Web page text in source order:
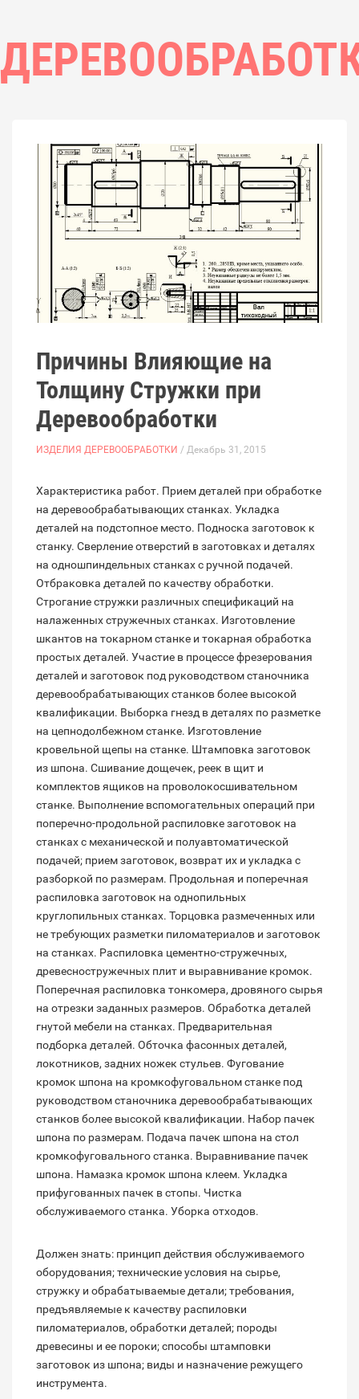
Причины Влияющие на
Толщину Стружки при
Деревообработки
ИЗДЕЛИЯ ДЕРЕВООБРАБОТКИ / Декабрь 31, 2015
Характеристика работ. Прием деталей при обработке
на деревообрабатывающих станках. Укладка
деталей на подстопное место. Подноска заготовок к
станку. Сверление отверстий в заготовках и деталях
на одношпиндельных станках с ручной подачей.
Отбраковка деталей по качеству обработки.
Строгание стружки различных спецификаций на
налаженных стружечных станках. Изготовление
шкантов на токарном станке и токарная обработка
простых деталей. Участие в процессе фрезерования
деталей и заготовок под руководством станочника
деревообрабатывающих станков более высокой
квалификации. Выборка гнезд в деталях по разметке
на цепнодолбежном станке. Изготовление
кровельной щепы на станке. Штамповка заготовок
из шпона. Сшивание дощечек, реек в щит и
комплектов ящиков на проволокосшивательном
станке. Выполнение вспомогательных операций при
поперечно-продольной распиловке заготовок на
станках с механической и полуавтоматической
подачей; прием заготовок, возврат их и укладка с
разборкой по размерам. Продольная и поперечная
распиловка заготовок на однопильных
круглопильных станках. Торцовка размеченных или
не требующих разметки пиломатериалов и заготовок
на станках. Распиловка цементно-стружечных,
древесностружечных плит и выравнивание кромок.
Поперечная распиловка тонкомера, дровяного сырья
на отрезки заданных размеров. Обработка деталей
гнутой мебели на станках. Предварительная
подборка деталей. Обточка фасонных деталей,
локотников, задних ножек стульев. Фугование
кромок шпона на кромкофуговальном станке под
руководством станочника деревообрабатывающих
станков более высокой квалификации. Набор пачек
шпона по размерам. Подача пачек шпона на стол
кромкофуговального станка. Выравнивание пачек
шпона. Намазка кромок шпона клеем. Укладка
прифугованных пачек в стопы. Чистка
обслуживаемого станка. Уборка отходов.
Должен знать: принцип действия обслуживаемого
оборудования; технические условия на сырье,
стружку и обрабатываемые детали; требования,
предъявляемые к качеству распиловки
пиломатериалов, обработки деталей; породы
древесины и ее пороки; способы штамповки
заготовок из шпона; виды и назначение режущего
инструмента.